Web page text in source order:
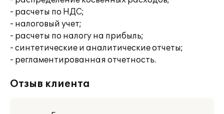
- расчеты по НДС;
- налоговый учет;
- расчеты по налогу на прибыль;
- синтетические и аналитические отчеты;
- регламентированная отчетность.
Отзыв клиента